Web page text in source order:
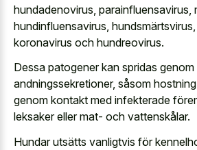
hundadenovirus, parainfluensavirus,
hundinfluensavirus,
koronavirus och hundreovirus.
Dessa patogener kan spridas genom
andningssekretioner, såsom
genom kontakt med infekterade
leksaker eller mat- och vattenskålar.
Hundar utsätts vanligtvis för